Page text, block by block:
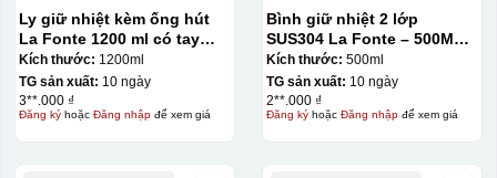
Ly giữ nhiệt kèm ống hút
La Fonte 1200 ml có tay
cầm – 012317
Kích thước: 1200ml
TG sản xuất: 10 ngày
3**.000 ₫
Đăng kýhoặc Đăng nhậpđể xem giá
Bình giữ nhiệt 2 lớp
SUS304 La Fonte – 500ML –
012737
Kích thước: 500ml
TG sản xuất: 10 ngày
2**.000 ₫
Đăng kýhoặc Đăng nhậpđể xem giá